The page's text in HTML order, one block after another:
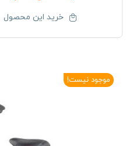
خرید این محصول
موجود نیست!